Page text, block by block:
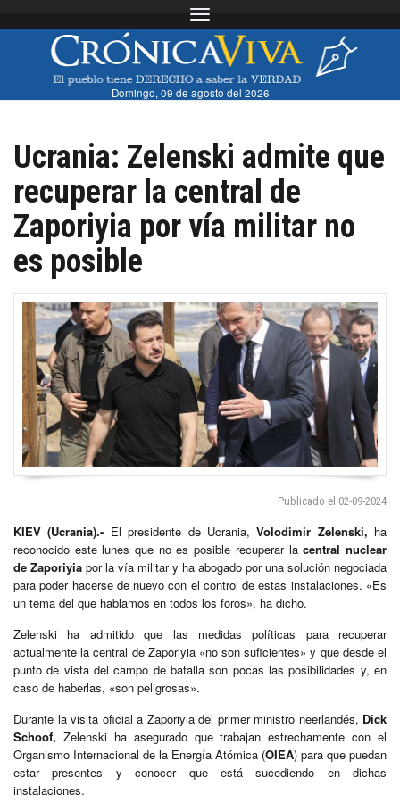
Toggle navigation
Domingo, 09 de agosto del 2026
Ucrania: Zelenski admite que
recuperar la central de
Zaporiyia por vía militar no
es posible
Publicado el 02-09-2024
KIEV (Ucrania).- El presidente de Ucrania,Volodimir Zelenski, ha
reconocido este lunes que no es posible recuperar lacentral nuclear
de Zaporiyia por la vía militar y ha abogado por una solución negociada
para poder hacerse de nuevo con el control de estas instalaciones. «Es
un tema del que hablamos en todos los foros», ha dicho.
Zelenski ha admitido que las medidas políticas para recuperar
actualmente la central de Zaporiyia «no son suficientes» y que desde el
punto de vista del campo de batalla son pocas las posibilidades y, en
caso de haberlas, «son peligrosas».
Durante la visita oficial a Zaporiyia del primer ministro neerlandés, Dick
Schoof, Zelenski ha asegurado que trabajan estrechamente con el
Organismo Internacional de la Energía Atómica (OIEA) para que puedan
estar presentes y conocer que está sucediendo en dichas
instalaciones.